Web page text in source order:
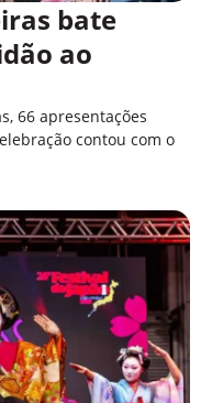
bate
ao
66 apresentações
contou com o